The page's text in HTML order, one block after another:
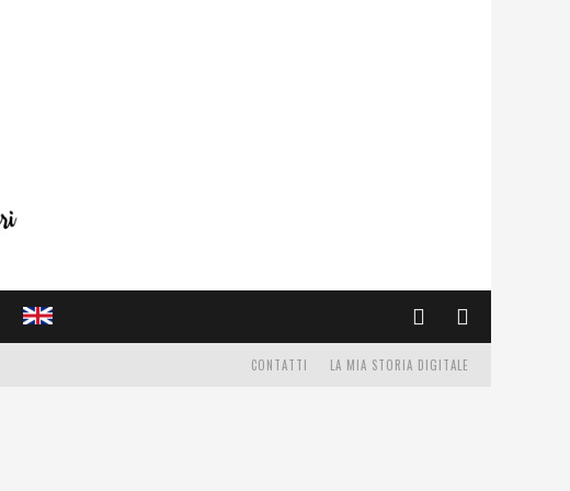
LA MIA STORIA DIGITALE
CONTATTI